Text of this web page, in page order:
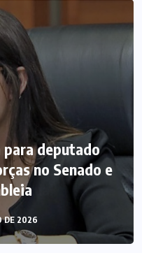
para deputado
no Senado e
DE 2026